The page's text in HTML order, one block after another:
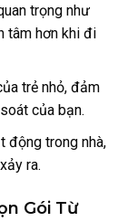
trọng như
tâm hơn khi đi
trẻ nhỏ, đảm
của bạn.
động trong nhà,
ra.
Gói Từ